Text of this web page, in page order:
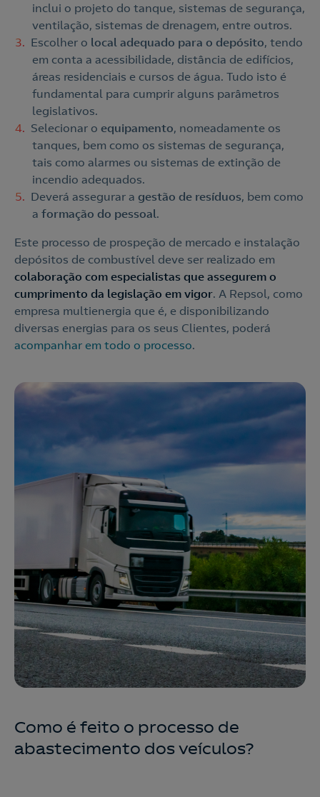
inclui o projeto do tanque, sistemas de segurança,
ventilação, sistemas de drenagem, entre outros.
Escolher o local adequado para o depósito, tendo
em conta a acessibilidade, distância de edifícios,
áreas residenciais e cursos de água. Tudo isto é
fundamental para cumprir alguns parâmetros
legislativos.
Selecionar o equipamento, nomeadamente os
tanques, bem como os sistemas de segurança,
tais como alarmes ou sistemas de extinção de
incendio adequados.
Deverá assegurar a gestão de resíduos, bem como
a formação do pessoal.
Este processo de prospeção de mercado e instalação
depósitos de combustível deve ser realizado em
colaboração com especialistas que assegurem o
cumprimento da legislação em vigor. A Repsol, como
empresa multienergia que é, e disponibilizando
diversas energias para os seus Clientes, poderá
acompanhar em todo o processo.
Como é feito o processo de
abastecimento dos veículos?